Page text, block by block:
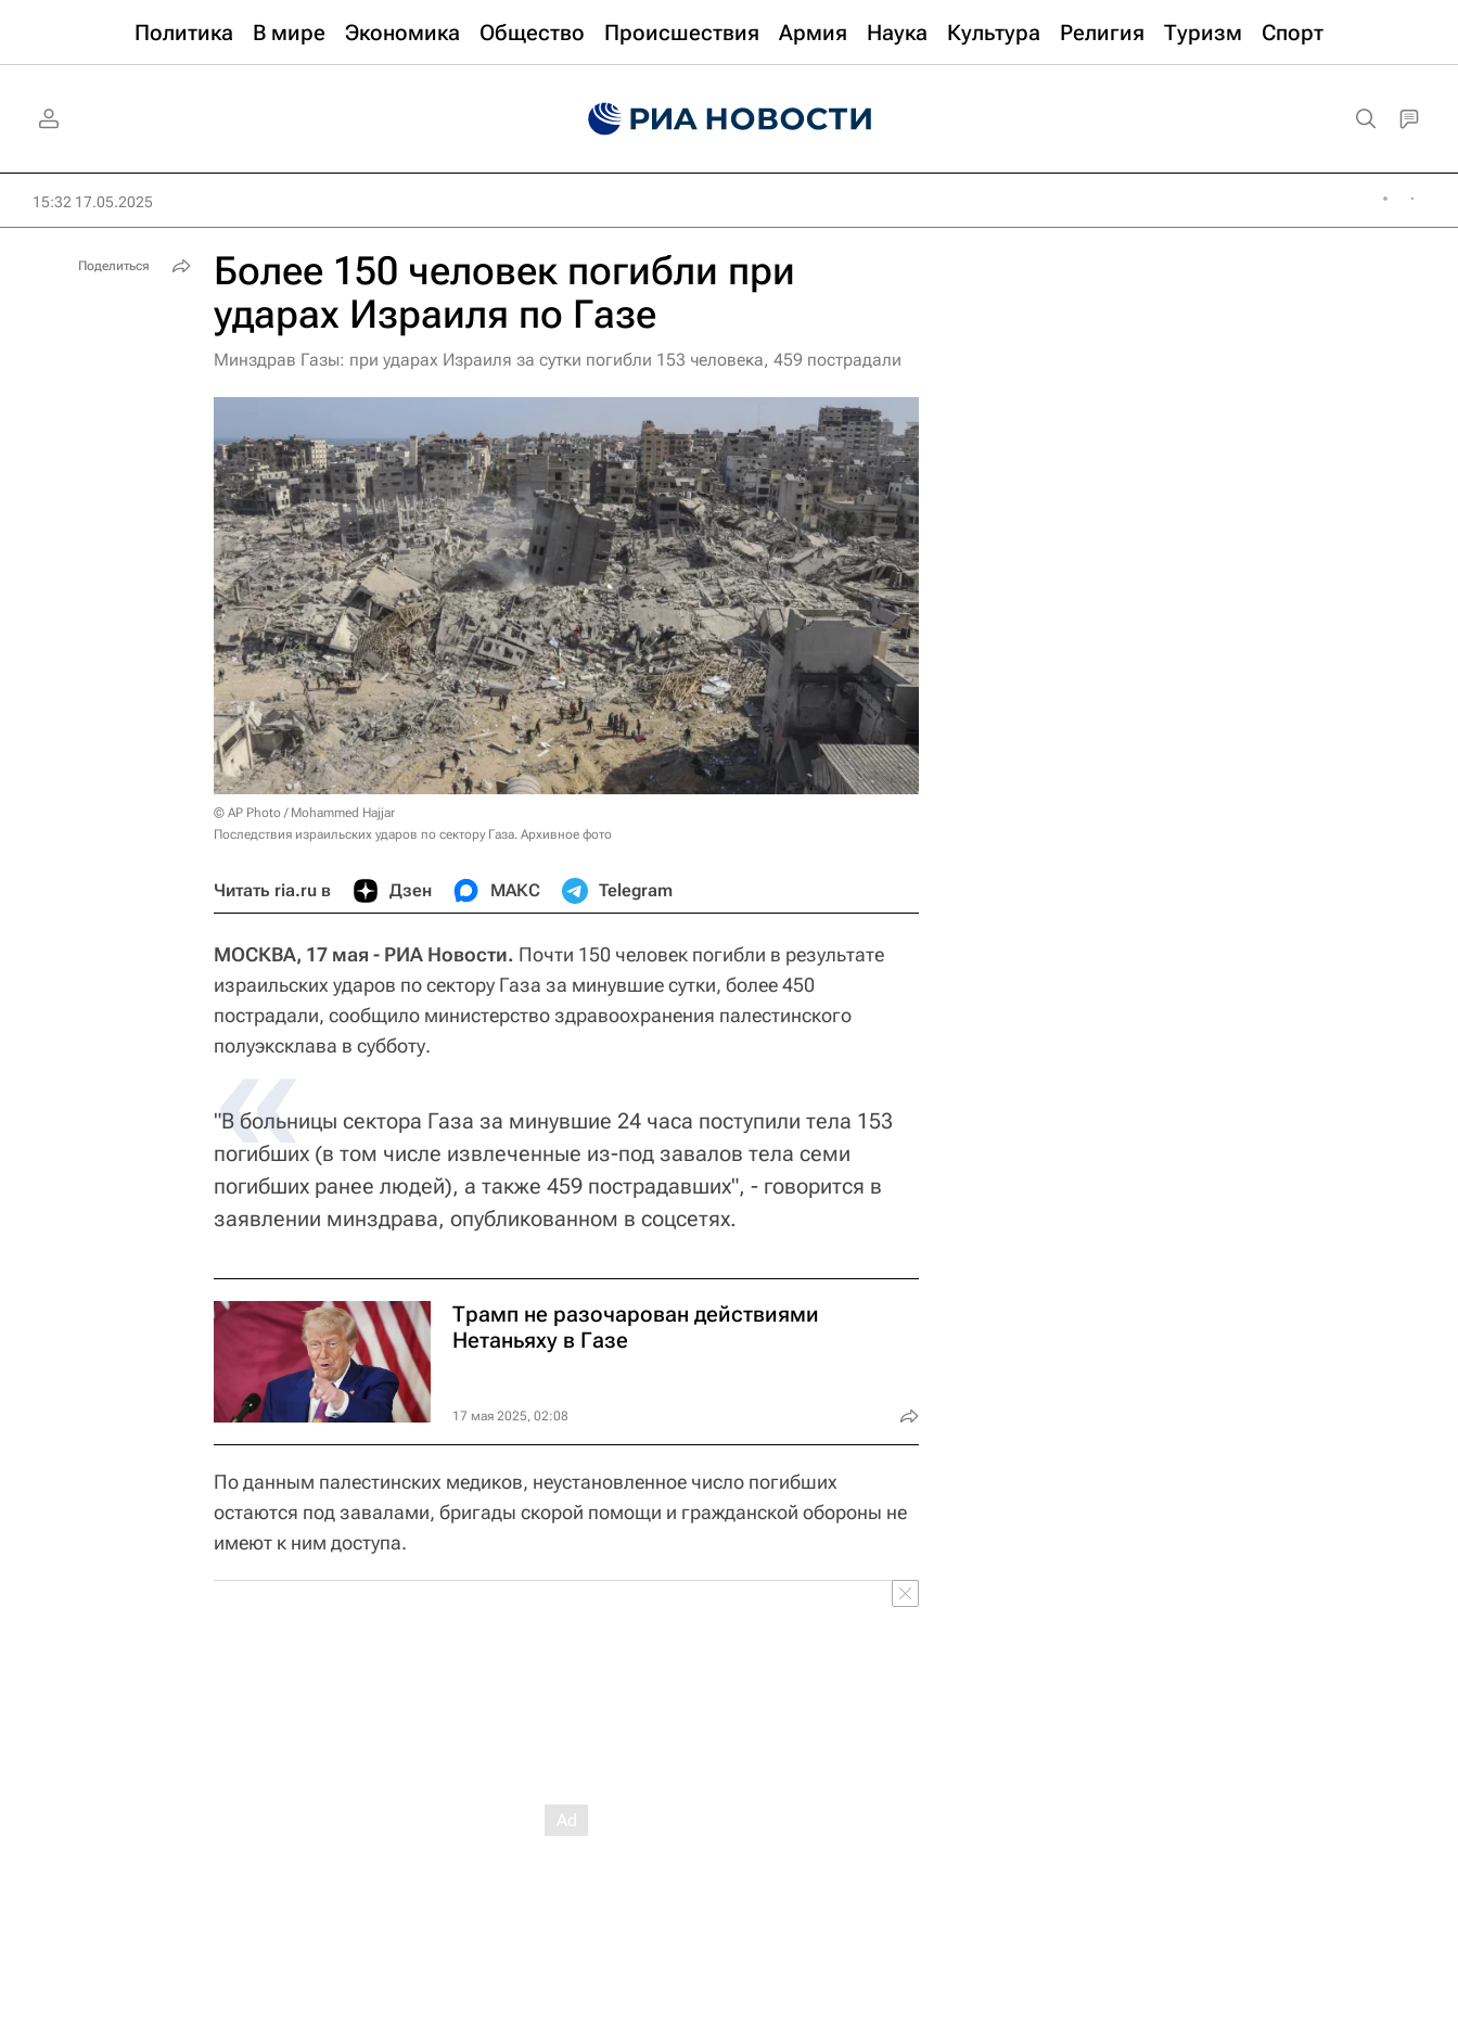
Политика В мире Экономика Общество Происшествия Армия Наука Культура Религия Туризм Спорт
15:32 17.05.2025
Более 150 человек погибли при
ударах Израиля по Газе
Минздрав Газы: при ударах Израиля за сутки погибли 153 человека, 459 пострадали
© AP Photo / Mohammed Hajjar
Последствия израильских ударов по сектору Газа. Архивное фото
Читать ria.ru в Дзен МАКС Telegram
МОСКВА, 17 мая - РИА Новости. Почти 150 человек погибли в результате
израильских ударов по сектору Газа за минувшие сутки, более 450
пострадали, сообщило министерство здравоохранения палестинского
полуэксклава в субботу.
«
"В больницы сектора Газа за минувшие 24 часа поступили тела 153
погибших (в том числе извлеченные из-под завалов тела семи
погибших ранее людей), а также 459 пострадавших", - говорится в
заявлении минздрава, опубликованном в соцсетях.
Трамп не разочарован действиями
Нетаньяху в Газе
17 мая 2025, 02:08
По данным палестинских медиков, неустановленное число погибших
остаются под завалами, бригады скорой помощи и гражданской обороны не
имеют к ним доступа.
Поделиться